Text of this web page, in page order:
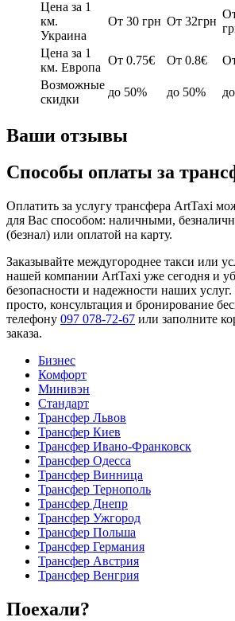
Цена за 1
км.
Украина
От 30 грн От 32грн
Цена за 1
км. Европа
От 0.75€ От 0.8€
Возможные
скидки
до 50% до 50%
Ваши отзывы
Способы оплаты за
Оплатить за услугу трансфера ArtTaxi
для Вас способом: наличными,
(безнал) или оплатой на карту.
Заказывайте междугороднее такси или
нашей компании ArtTaxi уже сегодня и
безопасности и надежности наших услуг.
просто, консультация и бронирование
телефону 097 078-72-67 или заполните
заказа.
Бизнес
Комфорт
Минивэн
Стандарт
Трансфер Львов
Трансфер Киев
Трансфер Ивано-Франковск
Трансфер Одесса
Трансфер Винница
Трансфер Тернополь
Трансфер Днепр
Трансфер Ужгород
Трансфер Польша
Трансфер Германия
Трансфер Австрия
Трансфер Венгрия
Поехали?